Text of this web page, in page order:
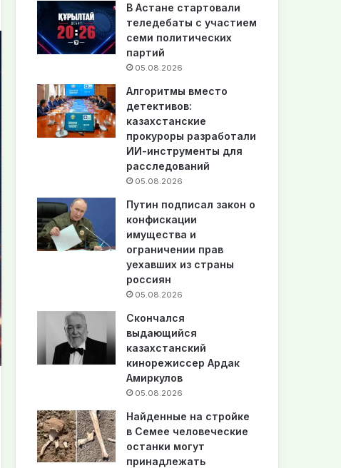
В Астане стартовали
теледебаты с участием
семи политических
партий
05.08.2026
Алгоритмы вместо
детективов:
казахстанские
прокуроры разработали
ИИ-инструменты для
расследований
05.08.2026
Путин подписал закон о
конфискации
имущества и
ограничении прав
уехавших из страны
россиян
05.08.2026
Скончался
выдающийся
казахстанский
кинорежиссер Ардак
Амиркулов
05.08.2026
Найденные на стройке
в Семее человеческие
останки могут
принадлежать